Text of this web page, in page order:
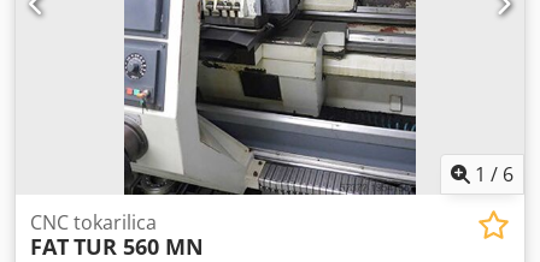
1 / 6
CNC tokarilica
FATTUR 560 MN